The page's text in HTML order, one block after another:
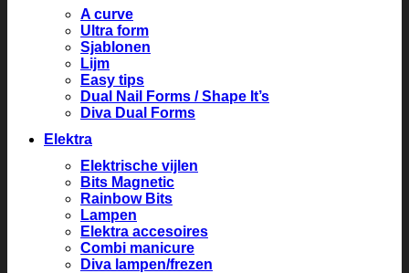
A curve
Ultra form
Sjablonen
Lijm
Easy tips
Dual Nail Forms / Shape It’s
Diva Dual Forms
Elektra
Elektrische vijlen
Bits Magnetic
Rainbow Bits
Lampen
Elektra accesoires
Combi manicure
Diva lampen/frezen